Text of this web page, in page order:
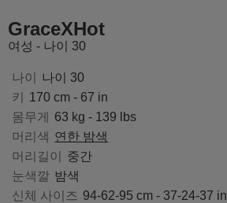
GraceXHot
여성 - 나이 30
나이
나이 30
키
170 cm - 67 in
몸무게
63 kg - 139 lbs
머리색 연한 밤색
머리길이
중간
눈색깔 밤색
신체 사이즈 94-62-95 cm - 37-24-37 in